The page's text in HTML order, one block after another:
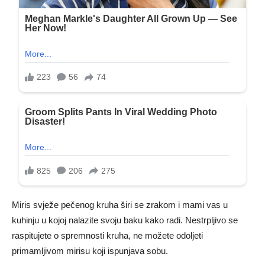
Miris svježe pečenog kruha širi se zrakom i mami vas u
kuhinju u kojoj nalazite svoju baku kako radi. Nestrpljivo se
raspitujete o spremnosti kruha, ne možete odoljeti
primamljivom mirisu koji ispunjava sobu.